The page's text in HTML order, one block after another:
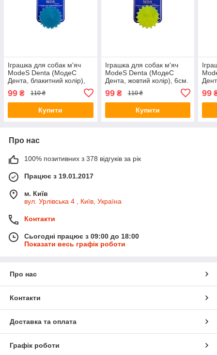
Іграшка для собак м'яч
ModeS Denta (МодеС
Дента, блакитний колір),
99 ₴ 110 ₴
Купити
Іграшка для собак м'яч
ModeS Denta (МодеС
Дента, жовтий колір), 6см.
99₴ 110 ₴
Купити
99
Про нас
100% позитивних з 378 відгуків за рік
Працює з 19.01.2017
м. Київ
вул. Урлівська 4 , Київ, Україна
Контакти
Сьогодні працює з 09:00 до 18:00
Показати весь графік роботи
Про нас
Контакти
Доставка та оплата
Графік роботи